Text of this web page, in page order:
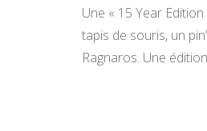
Une « 15 Year
tapis de souris, un
Ragnaros. Une